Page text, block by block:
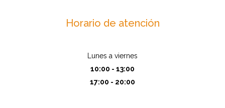
Horario de atención
Lunes a viernes
10:00 - 13:00
17:00 - 20:00